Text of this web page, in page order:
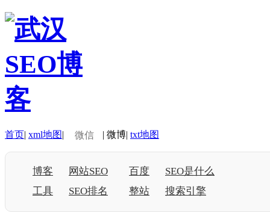
首页| xml地图| 微信 | 微博| txt地图
博客 网站SEO 百度
SEO是什么
工具
SEO排名 整站 搜索引擎